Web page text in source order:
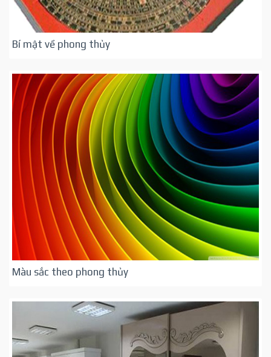
Bí mật về phong thủy
Màu sắc theo phong thủy